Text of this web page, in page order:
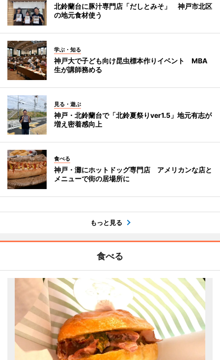
北鈴蘭台に豚汁専門店「だしとみそ」 神戸市北区
の地元食材使う
学ぶ・知る
神戸大で子ども向け昆虫標本作りイベント MBA
生が講師務める
見る・遊ぶ
神戸・北鈴蘭台で「北鈴夏祭りver1.5」地元有志が
増え密着感向上
食べる
神戸・灘にホットドッグ専門店 アメリカンな店と
メニューで街の居場所に
もっと見る
食べる